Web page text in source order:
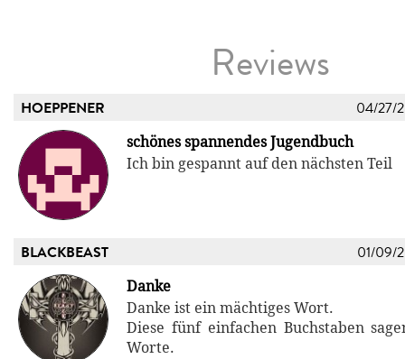
Reviews
HOEPPENER 04/27/
schönes spannendes Jugendbuch
Ich bin gespannt auf den nächsten Teil
BLACKBEAST 01/09/
Danke
Danke ist ein mächtiges Wort.
Diese fünf einfachen Buchstaben
Worte.